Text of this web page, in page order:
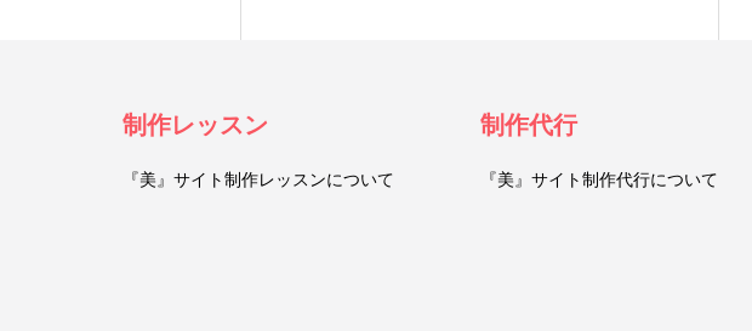
制作レッスン
『美』サイト制作レッスンについて
制作代行
『美』サイト制作代行について